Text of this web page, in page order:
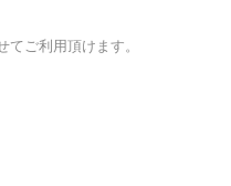
ご利用頂けます。